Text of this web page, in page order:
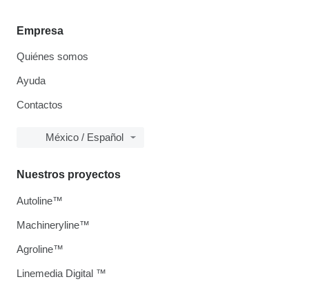
Empresa
Quiénes somos
Ayuda
Contactos
México / Español
Nuestros proyectos
Autoline™
Machineryline™
Agroline™
Linemedia Digital ™